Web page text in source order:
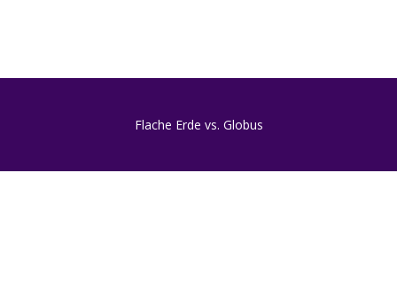
Flache Erde vs. Globus